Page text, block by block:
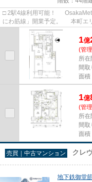
□ 2駅4線利用可能！ OsakaMetro「堺筋
にわ筋線」開業予定。 本町エリアの新駅
ドガーデン。 塀×門×庭...
1億
(管
所
間
面積
1億
(管
所
間
面積
売買｜中古マンション クレ
地下鉄御堂